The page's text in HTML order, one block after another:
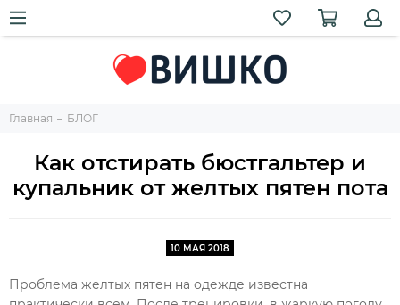
Главная БЛОГ
Как отстирать бюстгальтер и
купальник от желтых пятен пота
10 МАЯ 2018
Проблема желтых пятен на одежде известна